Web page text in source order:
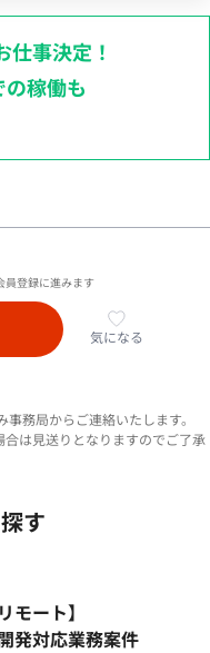
仕事決定！
稼働も
員登録に進みます
気になる
務局からご連絡いたします。
は見送りとなりますのでご了承
す
モート】
発対応業務案件